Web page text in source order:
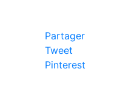
Partager
Tweet
Pinterest